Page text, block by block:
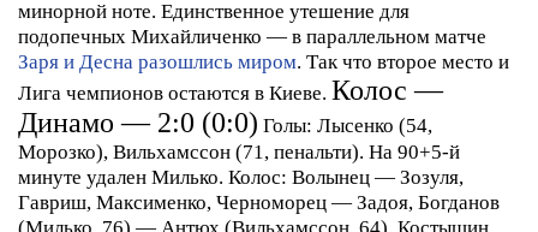
минорной ноте. Единственное утешение для
подопечных Михайличенко — в параллельном матче
Заря и Десна разошлись миром. Так что второе место и
Лига чемпионов остаются в Киеве. Колос —
Динамо — 2:0 (0:0) Голы: Лысенко (54,
Морозко), Вильхамссон (71, пенальти). На 90+5-й
минуте удален Милько. Колос: Волынец — Зозуля,
Гавриш, Максименко, Черноморец — Задоя, Богданов
(Милько, 76) — Антюх (Вильхамссон, 64), Костышин